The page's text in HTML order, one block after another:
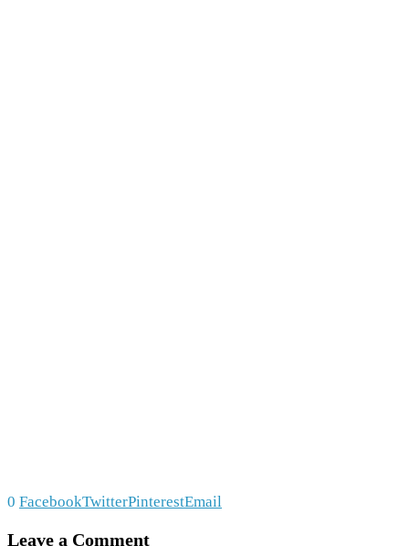
0 FacebookTwitterPinterestEmail
Leave a Comment